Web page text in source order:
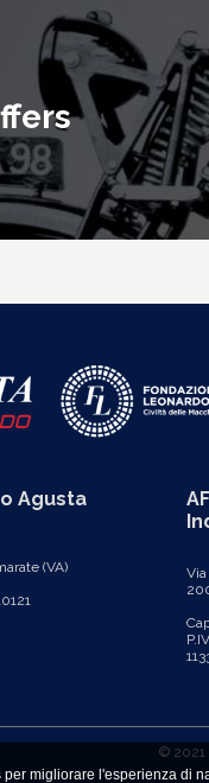
migliorare l'esperienza di
Agusta
(VA)
Via
© 2021